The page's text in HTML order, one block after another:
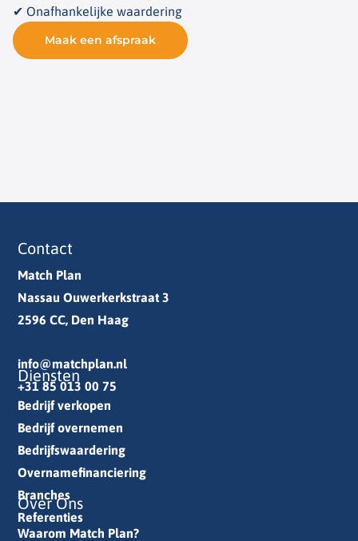
✔ Onafhankelijke waardering
Maak een afspraak
Contact
Match Plan
Nassau Ouwerkerkstraat 3
2596 CC, Den Haag
info@matchplan.nl
+31 85 013 00 75
Diensten
Bedrijf verkopen
Bedrijf overnemen
Bedrijfswaardering
Overnamefinanciering
Branches
Referenties
Over Ons
Waarom Match Plan?